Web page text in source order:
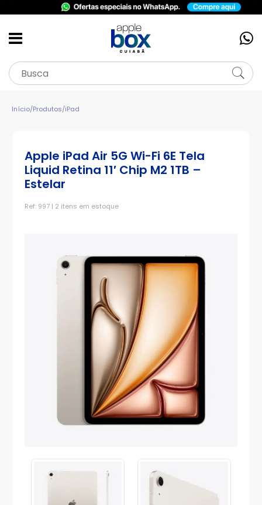
Início/Produtos/iPad
Apple iPad Air 5G Wi-Fi 6E Tela
Liquid Retina 11′ Chip M2 1TB –
Estelar
Ref: 997 | 2 itens em estoque